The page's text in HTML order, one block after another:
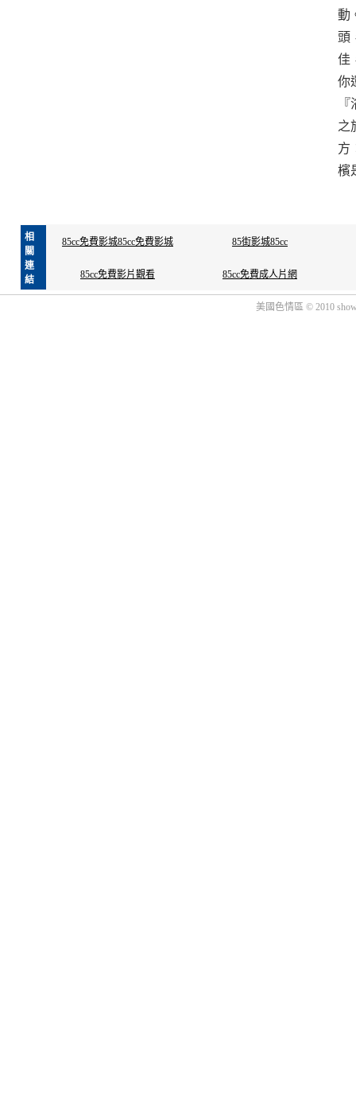
動
頭
佳
你
之
方
檳
相
關
連
結
85cc免費影城85cc免費影城 85街影城85cc
85cc免費影片觀看 85cc免費成人片網
美國色情區 © 2010